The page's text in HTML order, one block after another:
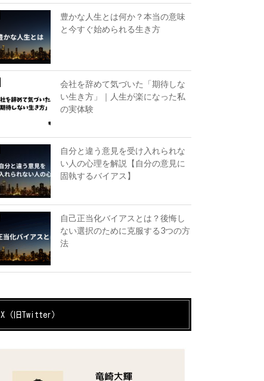
豊かな人生とは何か？本当の意味
と今すぐ始められる生き方
会社を辞めて気づいた「期待しな
い生き方」｜人生が楽になった私
の実体験
自分と違う意見を受け入れられな
い人の心理を解説【自分の意見に
固執するバイアス】
自己正当化バイアスとは？後悔し
ない選択のために克服する3つの方
法
X（旧Twitter）